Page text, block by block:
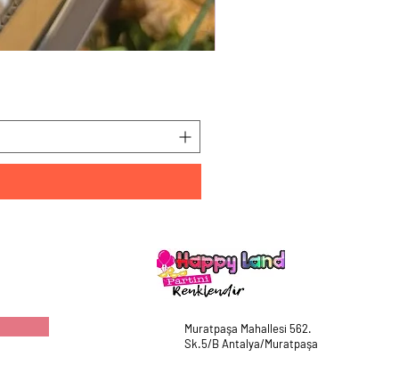
Muratpaşa Mahallesi 562.
Sk.5/B Antalya/Muratpaşa